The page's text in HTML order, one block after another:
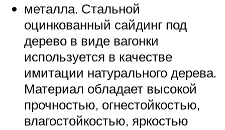
металла. Стальной
оцинкованный сайдинг под
дерево в виде вагонки
используется в качестве
имитации натурального дерева.
Материал обладает высокой
прочностью, огнестойкостью,
влагостойкостью, яркостью